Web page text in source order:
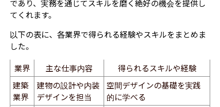
であり、実務を通じてスキルを磨く絶好の機会を提供し
てくれます。
以下の表に、各業界で得られる経験やスキルをまとめま
した。
業界
主な仕事内容
得られるスキルや経験
建築
業界
建物の設計や内装
デザインを担当
空間デザインの基礎を実践
的に学べる